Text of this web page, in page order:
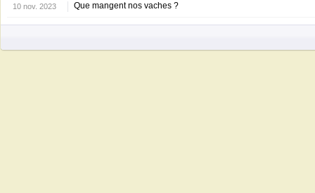
10 nov. 2023 Que mangent nos vaches ?